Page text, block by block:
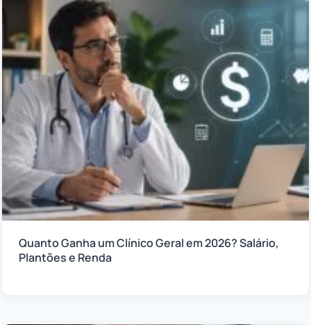
Quanto Ganha um Clínico Geral em 2026? Salário,
Plantões e Renda